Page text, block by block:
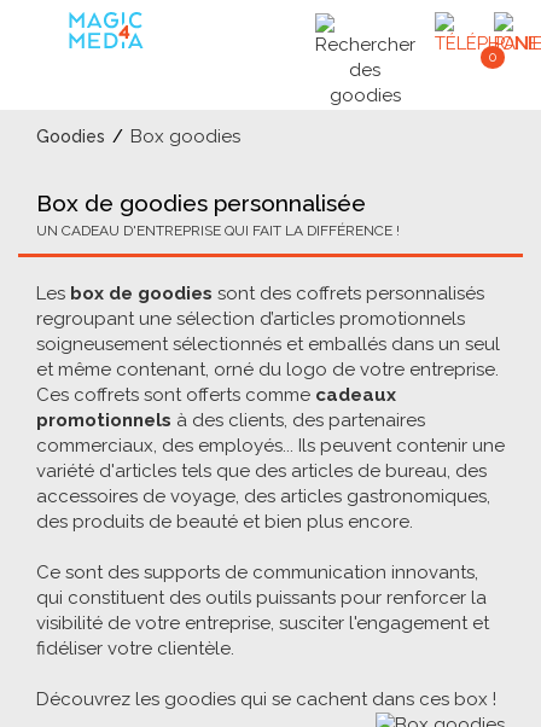
0
Goodies Box goodies
Box de goodies personnalisée
UN CADEAU D'ENTREPRISE QUI FAIT LA DIFFÉRENCE !
Les box de goodies sont des coffrets personnalisés
regroupant une sélection d’articles promotionnels
soigneusement sélectionnés et emballés dans un seul
et même contenant, orné du logo de votre entreprise.
Ces coffrets sont offerts comme cadeaux
promotionnels à des clients, des partenaires
commerciaux, des employés... Ils peuvent contenir une
variété d'articles tels que des articles de bureau, des
accessoires de voyage, des articles gastronomiques,
des produits de beauté et bien plus encore.
Ce sont des supports de communication innovants,
qui constituent des outils puissants pour renforcer la
visibilité de votre entreprise, susciter l'engagement et
fidéliser votre clientèle.
Découvrez les goodies qui se cachent dans ces box !